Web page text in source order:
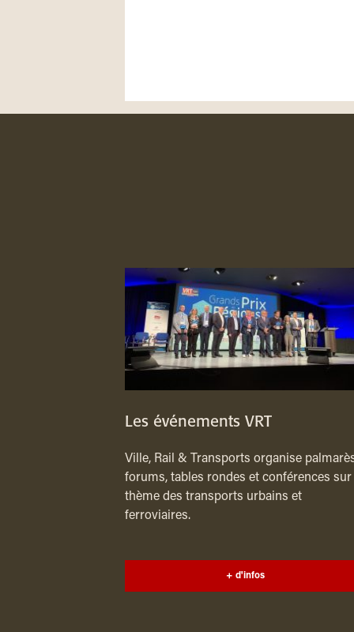
Les événements VRT
Ville, Rail & Transports organise
forums, tables rondes et conférences sur
thème des transports urbains et
ferroviaires.
+ d'infos